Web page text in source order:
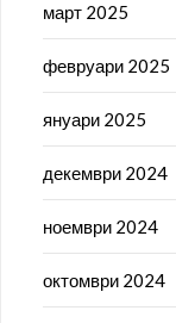
март 2025
февруари 2025
януари 2025
декември 2024
ноември 2024
октомври 2024